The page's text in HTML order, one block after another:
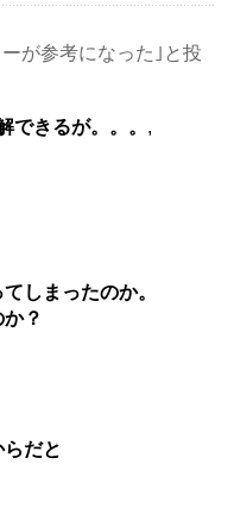
が参考になった｣と投
できるが。。。 ,
しまったのか。
？
だと